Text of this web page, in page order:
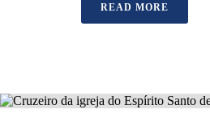
READ MORE